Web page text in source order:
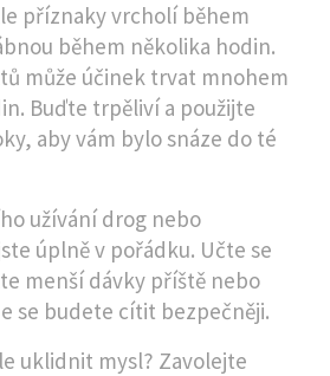
příznaky vrcholí během
během několika hodin.
může účinek trvat mnohem
Buďte trpěliví a použijte
aby vám bylo snáze do té
užívání drog nebo
úplně v pořádku. Učte se
menší dávky příště nebo
se budete cítit bezpečněji.
uklidnit mysl? Zavolejte